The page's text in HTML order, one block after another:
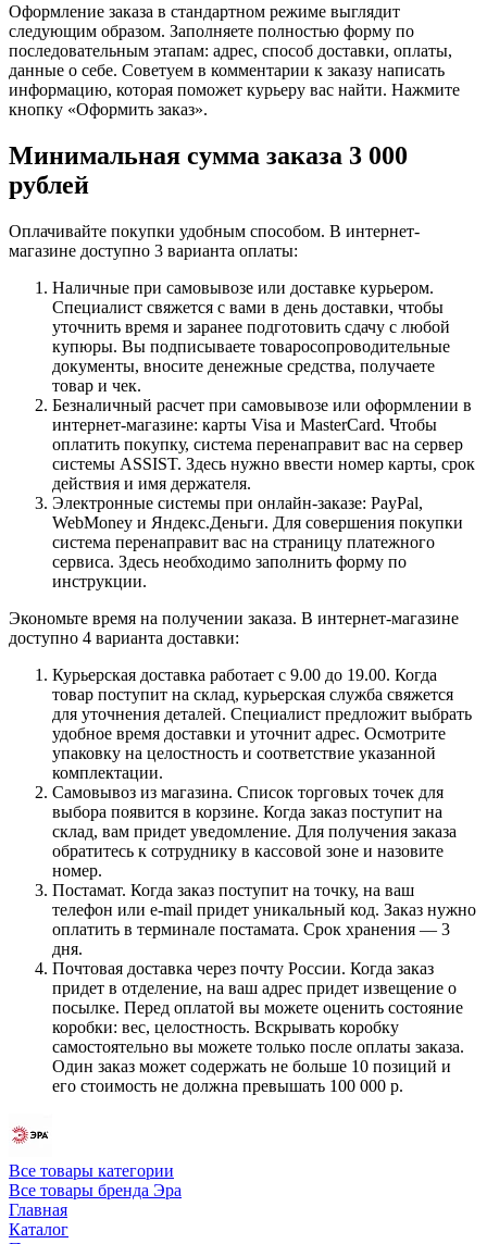
Оформление заказа в стандартном режиме выглядит
следующим образом. Заполняете полностью форму по
последовательным этапам: адрес, способ доставки, оплаты,
данные о себе. Советуем в комментарии к заказу написать
информацию, которая поможет курьеру вас найти. Нажмите
кнопку «Оформить заказ».
Минимальная сумма заказа 3 000
рублей
Оплачивайте покупки удобным способом. В интернет-
магазине доступно 3 варианта оплаты:
Наличные при самовывозе или доставке курьером.
Специалист свяжется с вами в день доставки, чтобы
уточнить время и заранее подготовить сдачу с любой
купюры. Вы подписываете товаросопроводительные
документы, вносите денежные средства, получаете
товар и чек.
Безналичный расчет при самовывозе или оформлении в
интернет-магазине: карты Visa и MasterCard. Чтобы
оплатить покупку, система перенаправит вас на сервер
системы ASSIST. Здесь нужно ввести номер карты, срок
действия и имя держателя.
Электронные системы при онлайн-заказе: PayPal,
WebMoney и Яндекс.Деньги. Для совершения покупки
система перенаправит вас на страницу платежного
сервиса. Здесь необходимо заполнить форму по
инструкции.
Экономьте время на получении заказа. В интернет-магазине
доступно 4 варианта доставки:
Курьерская доставка работает с 9.00 до 19.00. Когда
товар поступит на склад, курьерская служба свяжется
для уточнения деталей. Специалист предложит выбрать
удобное время доставки и уточнит адрес. Осмотрите
упаковку на целостность и соответствие указанной
комплектации.
Самовывоз из магазина. Список торговых точек для
выбора появится в корзине. Когда заказ поступит на
склад, вам придет уведомление. Для получения заказа
обратитесь к сотруднику в кассовой зоне и назовите
номер.
Постамат. Когда заказ поступит на точку, на ваш
телефон или e-mail придет уникальный код. Заказ нужно
оплатить в терминале постамата. Срок хранения — 3
дня.
Почтовая доставка через почту России. Когда заказ
придет в отделение, на ваш адрес придет извещение о
посылке. Перед оплатой вы можете оценить состояние
коробки: вес, целостность. Вскрывать коробку
самостоятельно вы можете только после оплаты заказа.
Один заказ может содержать не больше 10 позиций и
его стоимость не должна превышать 100 000 р.
Все товары категории
Все товары бренда Эра
Главная
Каталог